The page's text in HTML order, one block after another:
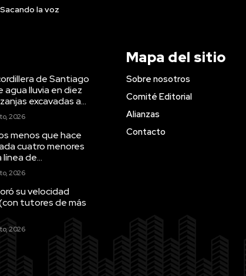
Sacando la voz
de Santiago
agua lluvia en diez
excavadas a...
2026
menos que hace
cuatro menores
de...
2026
su velocidad
tutores de más
2026
Mapa del sitio
Sobre nosotros
Comité Editorial
Alianzas
Contacto